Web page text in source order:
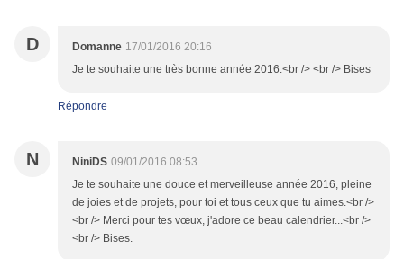
D Domanne 17/01/2016 20:16
Je te souhaite une très bonne année 2016.<br /> <br /> Bises
Répondre
N NiniDS 09/01/2016 08:53
Je te souhaite une douce et merveilleuse année 2016, pleine
de joies et de projets, pour toi et tous ceux que tu aimes.<br />
<br /> Merci pour tes vœux, j'adore ce beau calendrier...<br />
<br /> Bises.